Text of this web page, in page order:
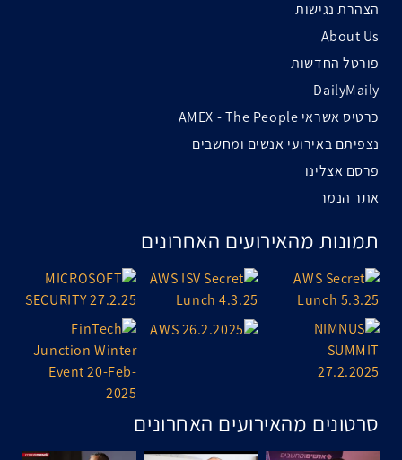
הצהרת נגישות
About Us
פורטל החדשות
DailyMaily
כרטיס אשראי AMEX - The People
נצפיתם באירועי אנשים ומחשבים
פרסם אצלינו
אתר הנמר
תמונות מהאירועים האחרונים
סרטונים מהאירועים האחרונים